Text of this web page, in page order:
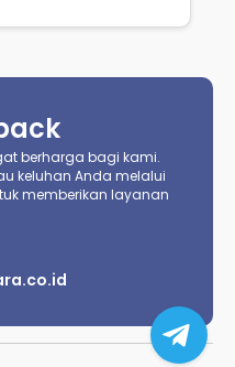
berharga bagi kami.
keluhan Anda melalui
memberikan layanan